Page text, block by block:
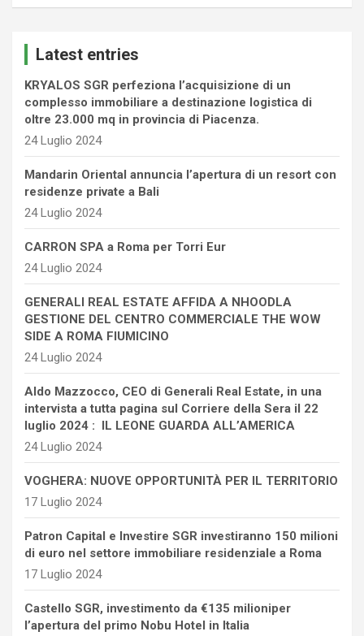
Latest entries
KRYALOS SGR perfeziona l’acquisizione di un
complesso immobiliare a destinazione logistica di
oltre 23.000 mq in provincia di Piacenza.
24 Luglio 2024
Mandarin Oriental annuncia l’apertura di un resort con
residenze private a Bali
24 Luglio 2024
CARRON SPA a Roma per Torri Eur
24 Luglio 2024
GENERALI REAL ESTATE AFFIDA A NHOODLA
GESTIONE DEL CENTRO COMMERCIALE THE WOW
SIDE A ROMA FIUMICINO
24 Luglio 2024
Aldo Mazzocco, CEO di Generali Real Estate, in una
intervista a tutta pagina sul Corriere della Sera il 22
luglio 2024 : IL LEONE GUARDA ALL’AMERICA
24 Luglio 2024
VOGHERA: NUOVE OPPORTUNITÀ PER IL TERRITORIO
17 Luglio 2024
Patron Capital e Investire SGR investiranno 150 milioni
di euro nel settore immobiliare residenziale a Roma
17 Luglio 2024
Castello SGR, investimento da €135 milioniper
l’apertura del primo Nobu Hotel in Italia